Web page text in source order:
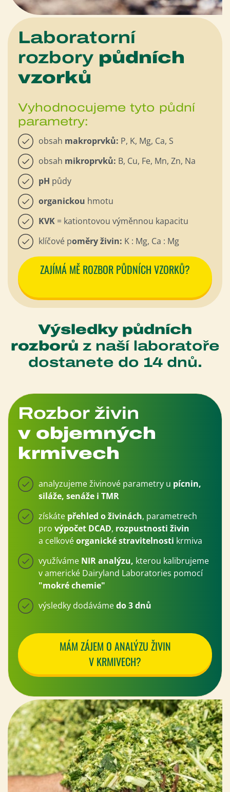
Laboratorní
rozbory půdních
vzorků
Vyhodnocujeme tyto půdní
parametry:
obsah makroprvků: P, K, Mg, Ca, S
obsah mikroprvků: B, Cu, Fe, Mn, Zn, Na
pH půdy
organickou hmotu
KVK = kationtovou výměnnou kapacitu
klíčové poměry živin: K : Mg, Ca : Mg
ZAJÍMÁ MĚ ROZBOR PŮDNÍCH VZORKŮ?
Výsledky půdních
rozborů z naší laboratoře
dostanete do 14 dnů.
Rozbor živin
v objemných
krmivech
analyzujeme živinové parametry u pícnin,
siláže, senáže i TMR
získáte přehled o živinách, parametrech
pro výpočet DCAD, rozpustnosti živin
a celkovéorganické stravitelnosti krmiva
využíváme NIR analýzu, kterou kalibrujeme
v americké Dairyland Laboratories pomocí
"mokré chemie"
výsledky dodávámedo 3 dnů
MÁM ZÁJEM O ANALÝZU ŽIVIN
V KRMIVECH?